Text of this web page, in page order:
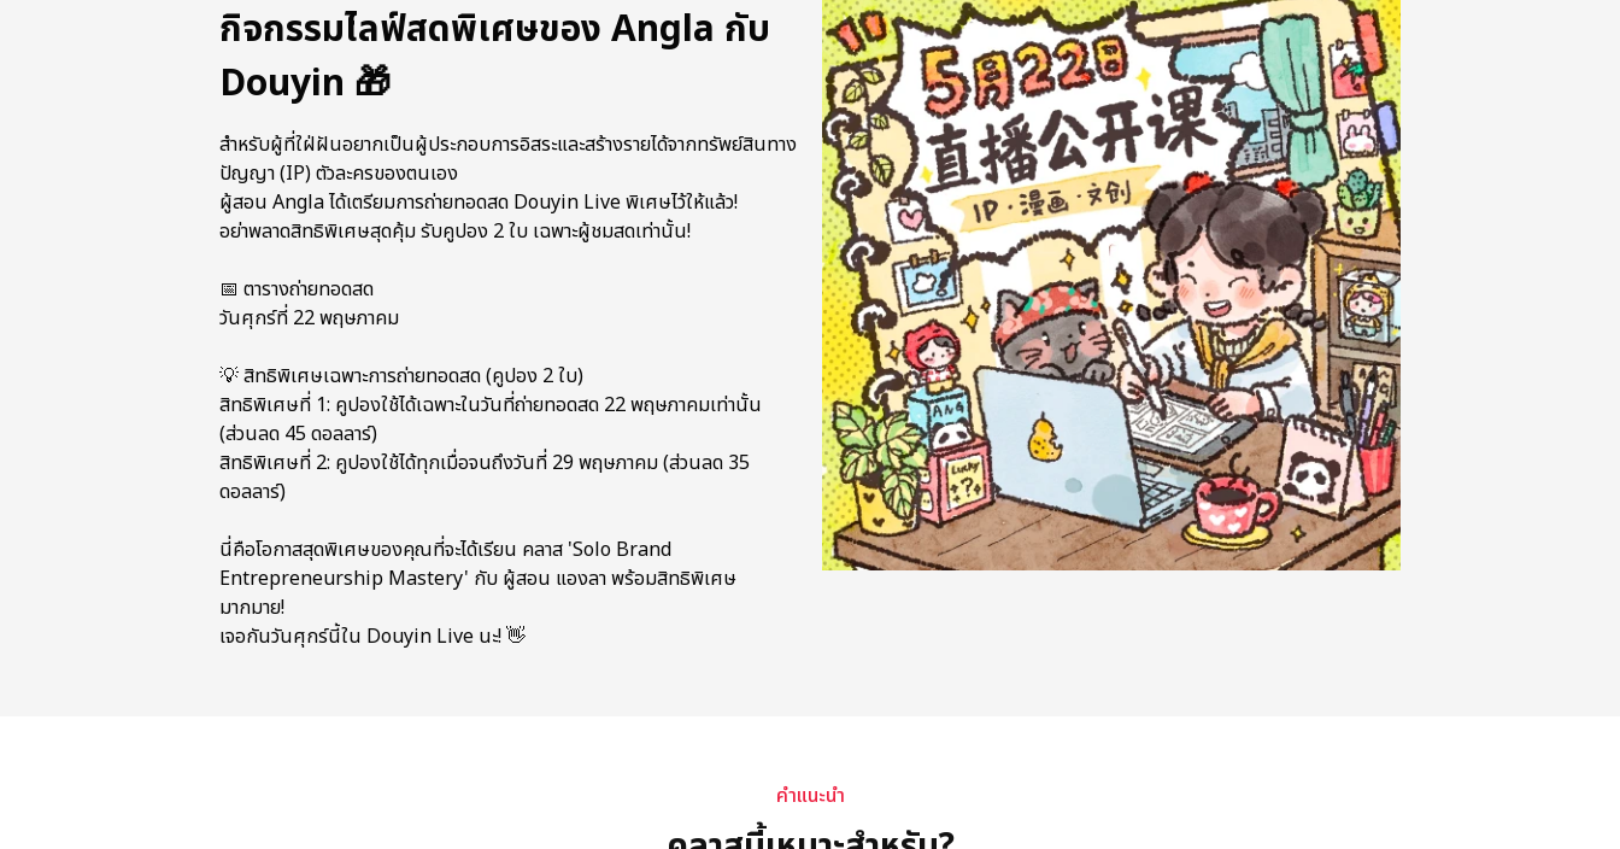
กิจกรรมไลฟ์สดพิเศษของ Angla กับ
Douyin 🎁
สำหรับผู้ที่ใฝ่ฝันอยากเป็นผู้ประกอบการอิสระและสร้างรายได้จากทรัพย์สินทาง
ปัญญา (IP) ตัวละครของตนเอง
ผู้สอน Angla ได้เตรียมการถ่ายทอดสด Douyin Live พิเศษไว้ให้แล้ว!
อย่าพลาดสิทธิพิเศษสุดคุ้ม รับคูปอง 2 ใบ เฉพาะผู้ชมสดเท่านั้น!
📅 ตารางถ่ายทอดสด
วันศุกร์ที่ 22 พฤษภาคม
💡 สิทธิพิเศษเฉพาะการถ่ายทอดสด (คูปอง 2 ใบ)
สิทธิพิเศษที่ 1: คูปองใช้ได้เฉพาะในวันที่ถ่ายทอดสด 22 พฤษภาคมเท่านั้น
(ส่วนลด 45 ดอลลาร์)
สิทธิพิเศษที่ 2: คูปองใช้ได้ทุกเมื่อจนถึงวันที่ 29 พฤษภาคม (ส่วนลด 35
ดอลลาร์)
นี่คือโอกาสสุดพิเศษของคุณที่จะได้เรียน คลาส 'Solo Brand
Entrepreneurship Mastery' กับ ผู้สอน แองลา พร้อมสิทธิพิเศษ
มากมาย!
เจอกันวันศุกร์นี้ใน Douyin Live นะ! 👋
คำแนะนำ